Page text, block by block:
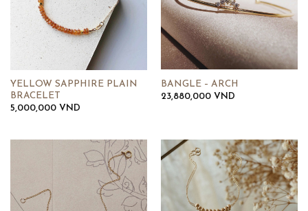
YELLOW SAPPHIRE PLAIN
BRACELET
5,000,000 VND
BANGLE – ARCH
23,880,000 VND